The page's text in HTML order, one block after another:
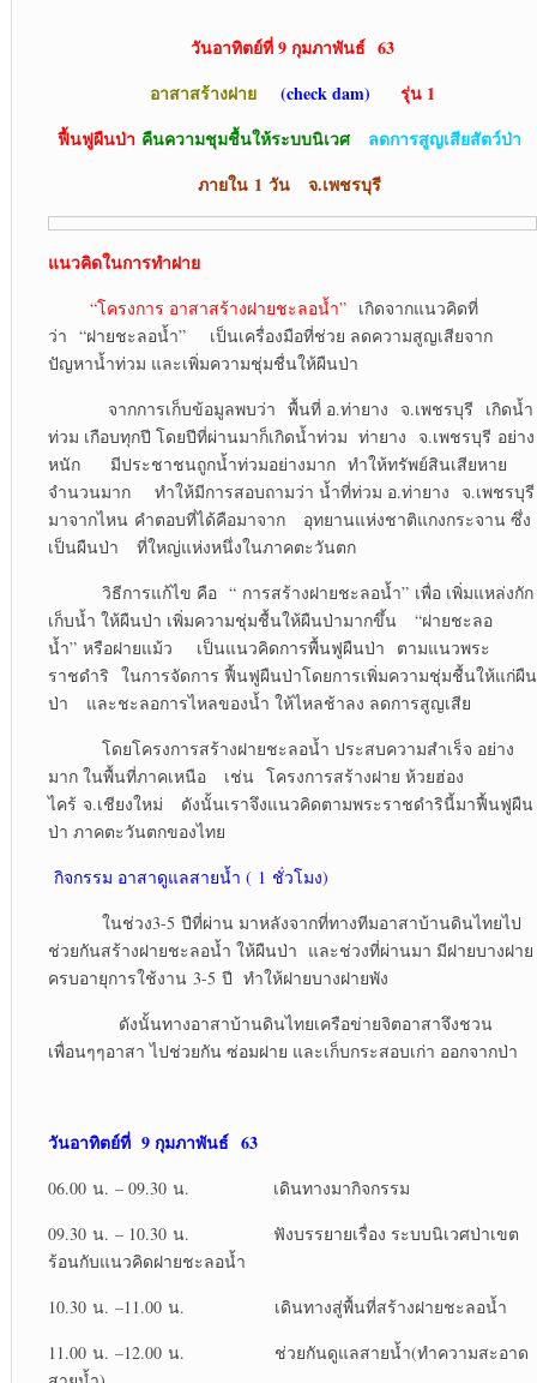
วันอาทิตย์ที่ 9 กุมภาพันธ์ 63
อาสาสร้างฝาย
(check dam)
รุ่น 1
ฟื้นฟูผืนป่า คืนความชุมชื้นให้ระบบนิเวศ
ลดการสูญเสียสัตว์ป่า
ภายใน 1 วัน จ.เพชรบุรี
แนวคิดในการทำฝาย
“โครงการ อาสาสร้างฝายชะลอน้ำ” เกิดจากแนวคิดที่
ว่า “ฝายชะลอน้ำ” เป็นเครื่องมือที่ช่วย ลดความสูญเสียจาก
ปัญหาน้ำท่วม และเพิ่มความชุ่มชื่นให้ผืนป่า
จากการเก็บข้อมูลพบว่า พื้นที่ อ.ท่ายาง จ.เพชรบุรี เกิดน้ำ
ท่วม เกือบทุกปี โดยปีที่ผ่านมาก็เกิดน้ำท่วม ท่ายาง จ.เพชรบุรี อย่าง
หนัก มีประชาชนถูกน้ำท่วมอย่างมาก ทำให้ทรัพย์สินเสียหาย
จำนวนมาก ทำให้มีการสอบถามว่า น้ำที่ท่วม อ.ท่ายาง จ.เพชรบุรี
มาจากไหน คำตอบที่ได้คือมาจาก อุทยานแห่งชาติแกงกระจาน ซึ่ง
เป็นผืนป่า ที่ใหญ่แห่งหนึ่งในภาคตะวันตก
วิธีการแก้ไข คือ “ การสร้างฝายชะลอน้ำ” เพื่อ เพิ่มแหล่งกัก
เก็บน้ำ ให้ผืนป่า เพิ่มความชุ่มชื้นให้ผืนป่ามากขึ้น “ฝายชะลอ
น้ำ” หรือฝายแม้ว เป็นแนวคิดการพื้นฟูผืนป่า ตามแนวพระ
ราชดำริ ในการจัดการ ฟื้นฟูผืนป่าโดยการเพิ่มความชุ่มชื้นให้แก่ผืน
ป่า และชะลอการไหลของน้ำ ให้ไหลช้าลง ลดการสูญเสีย
โดยโครงการสร้างฝายชะลอน้ำ ประสบความสำเร็จ อย่าง
มาก ในพื้นที่ภาคเหนือ เช่น โครงการสร้างฝาย ห้วยฮ่อง
ไคร้ จ.เชียงใหม่ ดังนั้นเราจึงแนวคิดตามพระราชดำรินี้มาฟื้นฟูผืน
ป่า ภาคตะวันตกของไทย
กิจกรรม อาสาดูแลสายน้ำ ( 1 ชั่วโมง)
ในช่วง3-5 ปีที่ผ่าน มาหลังจากที่ทางทีมอาสาบ้านดินไทยไป
ช่วยกันสร้างฝายชะลอน้ำ ให้ผืนป่า และช่วงที่ผ่านมา มีฝายบางฝาย
ครบอายุการใช้งาน 3-5 ปี ทำให้ฝายบางฝายพัง
ดังนั้นทางอาสาบ้านดินไทยเครือข่ายจิตอาสาจึงชวน
เพื่อนๆๆอาสา ไปช่วยกัน ซ่อมฝาย และเก็บกระสอบเก่า ออกจากป่า
วันอาทิตย์ที่9 กุมภาพันธ์ 63
06.00 น. – 09.30 น. เดินทางมากิจกรรม
09.30 น. – 10.30 น. ฟังบรรยายเรื่อง ระบบนิเวศป่าเขต
ร้อนกับแนวคิดฝายชะลอน้ำ
10.30 น. –11.00 น. เดินทางสู่พื้นที่สร้างฝายชะลอน้ำ
11.00 น. –12.00 น. ช่วยกันดูแลสายน้ำ(ทำความสะอาด